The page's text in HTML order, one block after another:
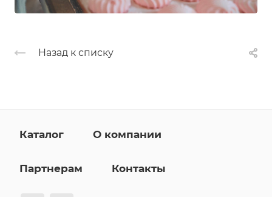
Назад к списку
Каталог О компании
Партнерам Контакты